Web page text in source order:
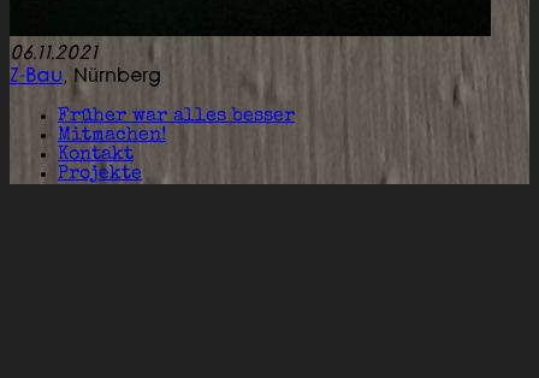
06.11.2021
Z-Bau, Nürnberg
Früher war alles besser
Mitmachen!
Kontakt
Projekte